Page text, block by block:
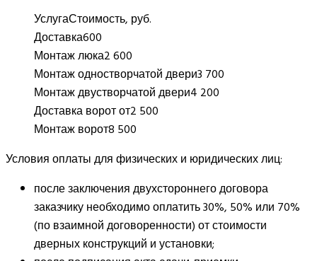
УслугаСтоимость, руб.
Доставка600
Монтаж люка2 600
Монтаж одностворчатой двери3 700
Монтаж двустворчатой двери4 200
Доставка ворот от2 500
Монтаж ворот8 500
Условия оплаты для физических и юридических лиц:
после заключения двухстороннего договора
заказчику необходимо оплатить 30%, 50% или 70%
(по взаимной договоренности) от стоимости
дверных конструкций и установки;